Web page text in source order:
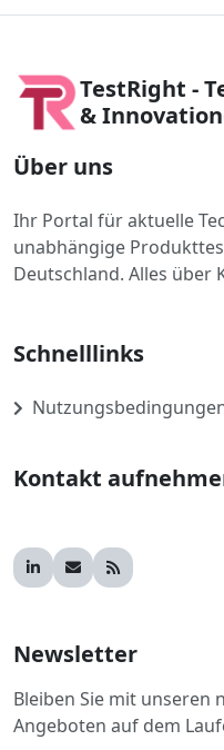
TestRight -
&
Über uns
Ihr Portal für aktuelle
unabhängige
Deutschland. Alles über
Schnelllinks
Kontakt
Newsletter
Bleiben Sie mit unseren
Angeboten auf dem